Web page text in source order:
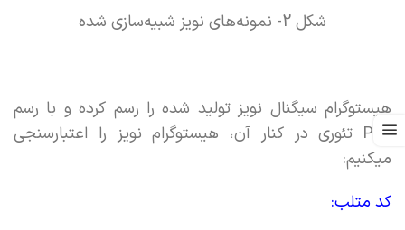
شکل 2- نمونه‌های نویز شبیه‌سازی شده
هیستوگرام سیگنال نویز تولید شده را رسم کرده و با رسم
PDF تئوری در کنار آن، هیستوگرام نویز را اعتبارسنجی
میکنیم:
کد متلب: